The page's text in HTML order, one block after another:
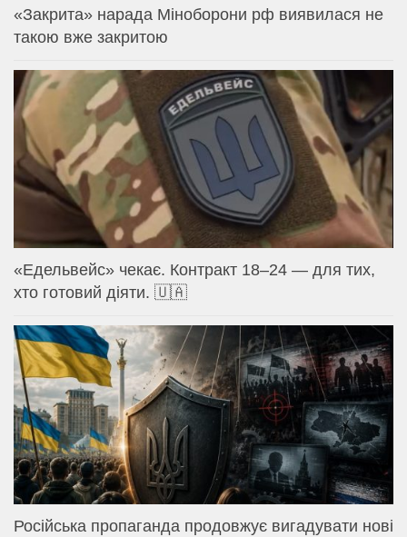
«Закрита» нарада Міноборони рф виявилася не
такою вже закритою
«Едельвейс» чекає. Контракт 18–24 — для тих,
хто готовий діяти. 🇺🇦
Російська пропаганда продовжує вигадувати нові